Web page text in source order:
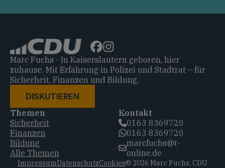
Marc Fuchs - In Kaiserslautern geboren, hier
zuhause. Mit Erfahrung in Polizei und Stadtrat – für
Sicherheit, Finanzen und Bildung.
DISKUTIEREN
Themen
Sicherheit
Finanzen
Bildung
Alle Themen
Kontakt
0163 8369720‬
0163 8369720‬
marcfuchs@t-
online.de
ImpressumDatenschutzCookies© 2026 Marc Fuchs, CDU